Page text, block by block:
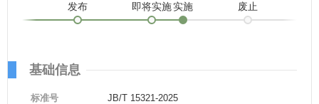
发布 即将实施实施 废止
基础信息
标准号
JB/T 15321-2025